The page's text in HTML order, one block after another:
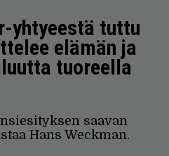
yhtyeestä tuttu
elämän ja
tuoreella
saavan
Hans Weckman.